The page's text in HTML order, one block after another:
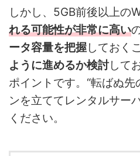
しかし、5GB前後以上の
れる可能性が非常に高い
ータ容量を把握しておく
ように進めるか検討して
ポイントです。“転ばぬ先
ンを立ててレンタルサー
ください。